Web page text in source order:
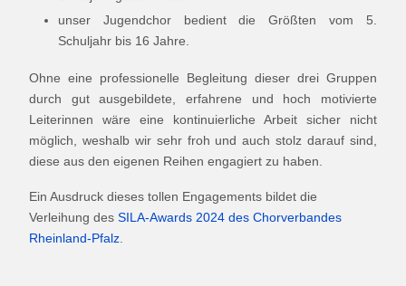
unser Jugendchor bedient die Größten vom 5.
Schuljahr bis 16 Jahre.
Ohne eine professionelle Begleitung dieser drei Gruppen
durch gut ausgebildete, erfahrene und hoch motivierte
Leiterinnen wäre eine kontinuierliche Arbeit sicher nicht
möglich, weshalb wir sehr froh und auch stolz darauf sind,
diese aus den eigenen Reihen engagiert zu haben.
Ein Ausdruck dieses tollen Engagements bildet die
Verleihung des SILA-Awards 2024 des Chorverbandes
Rheinland-Pfalz